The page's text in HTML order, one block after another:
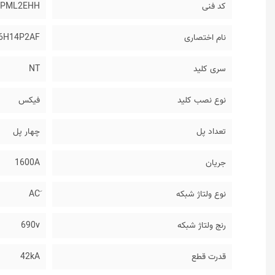
کد فنی
نام اختصاری
سری کلید NT
نوع نصب کلید فیکس
تعداد پل چهار پل
جریان 1600A
نوع ولتاژ شبکه
رنج ولتاژ شبکه 690v
قدرت قطع 42kA